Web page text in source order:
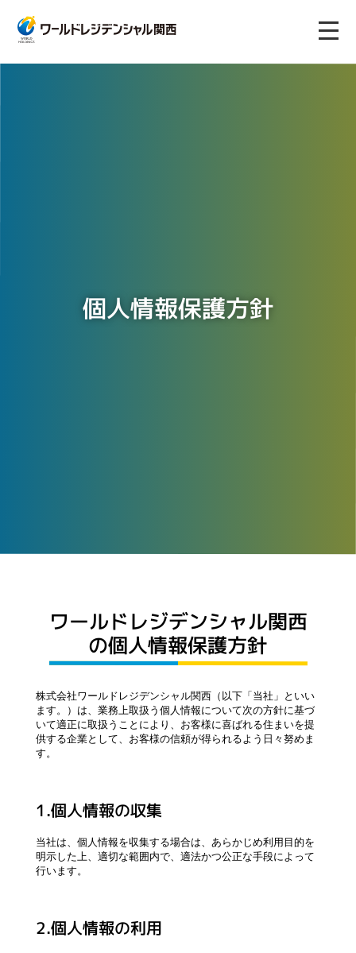
個人情報保護方針
ワールドレジデンシャル関西
の個人情報保護方針
株式会社ワールドレジデンシャル関西（以下「当社」といい
ます。）は、業務上取扱う個人情報について次の方針に基づ
いて適正に取扱うことにより、お客様に喜ばれる住まいを提
供する企業として、お客様の信頼が得られるよう日々努めま
す。
1.個人情報の収集
当社は、個人情報を収集する場合は、あらかじめ利用目的を
明示した上、適切な範囲内で、適法かつ公正な手段によって
行います。
2.個人情報の利用